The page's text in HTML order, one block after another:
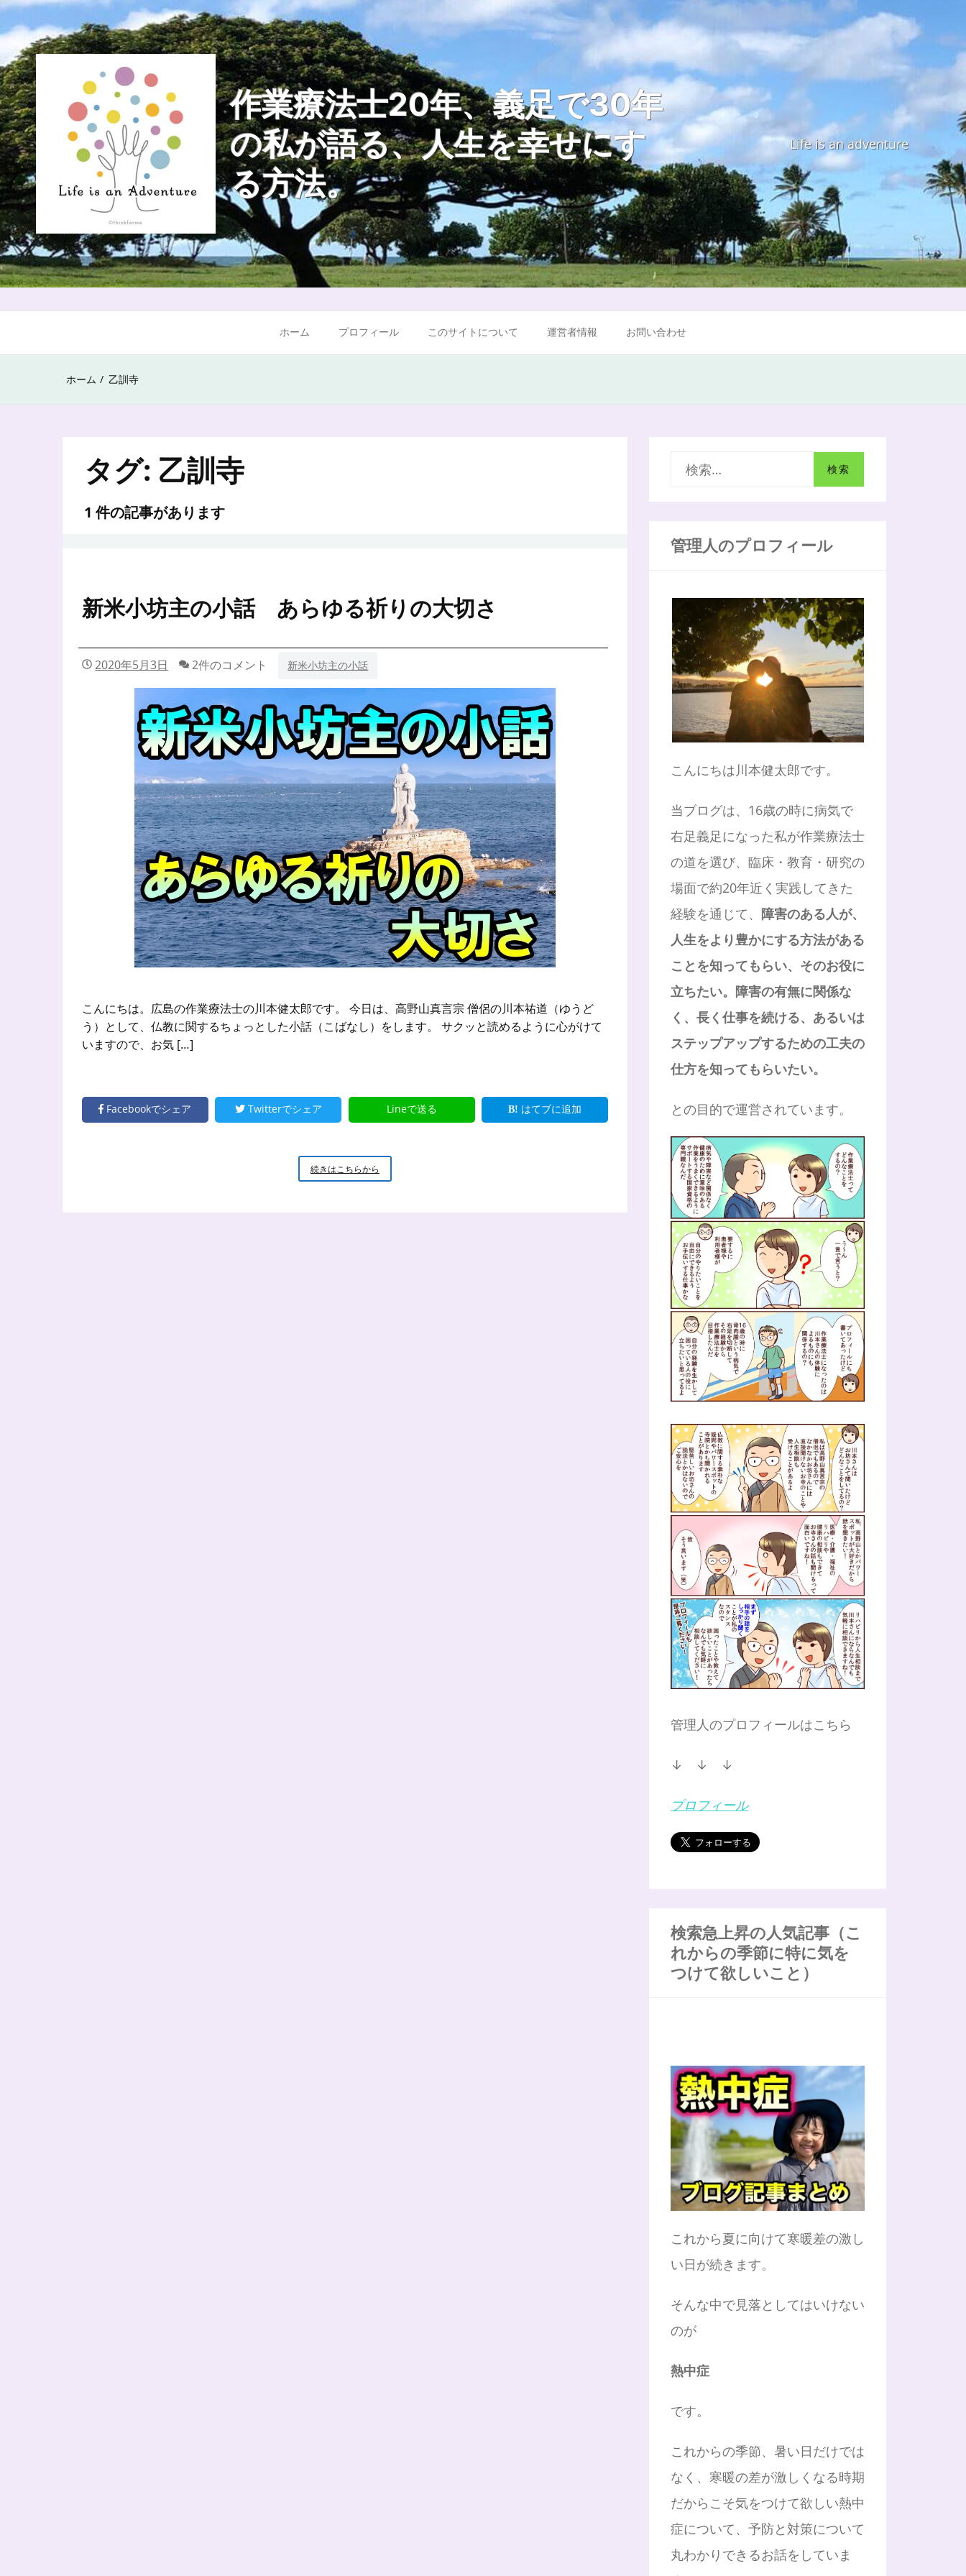
Skip
to
content
作業療法士20年、義足で30年
の私が語る、人生を幸せにす
る方法。
Life is an adventure
ホーム プロフィール このサイトについて 運営者情報 お問い合わせ
ホーム 乙訓寺
タグ: 乙訓寺
1 件の記事があります
新米小坊主の小話 あらゆる祈りの大切さ
2020年5月3日 2件のコメント 新米小坊主の小話
こんにちは。広島の作業療法士の川本健太郎です。 今日は、高野山真言宗 僧侶の川本祐道（ゆうど
う）として、仏教に関するちょっとした小話（こばなし）をします。 サクッと読めるように心がけて
いますので、お気 […]
Facebookでシェア Twitterでシェア Lineで送る はてブに追加
続きはこちらから
米
管理人のプロフィール
こんにちは川本健太郎です。
当ブログは、16歳の時に病気で
右足義足になった私が作業療法士
の道を選び、臨床・教育・研究の
場面で約20年近く実践してきた
経験を通じて、 障害のある人が、
人生をより豊かにする方法がある
ことを知ってもらい、そのお役に
立ちたい。障害の有無に関係な
く、長く仕事を続ける、あるいは
ステップアップするための工夫の
仕方を知ってもらいたい。
との目的で運営されています。
管理人のプロフィールはこちら
↓ ↓ ↓
プロフィール
検索急上昇の人気記事（こ
れからの季節に特に気を
つけて欲しいこと）
これから夏に向けて寒暖差の激し
い日が続きます。
そんな中で見落としてはいけない
のが
熱中症
です。
これからの季節、暑い日だけでは
なく、寒暖の差が激しくなる時期
だからこそ気をつけて欲しい熱中
症について、予防と対策について
丸わかりできるお話をしていま